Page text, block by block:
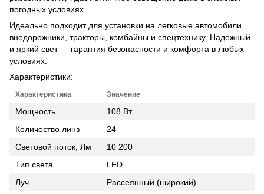
погодных условиях.
Идеально подходит для установки на легковые автомобили,
внедорожники, тракторы, комбайны и спецтехнику. Надежный
и яркий свет — гарантия безопасности и комфорта в любых
условиях.
Характеристики:
Характеристика Значение
Мощность
108 Вт
Количество линз
24
Световой поток, Лм
10 200
Тип света
LED
Луч
Рассеянный (широкий)